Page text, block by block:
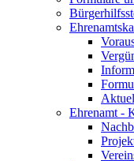
Ehrenamt -